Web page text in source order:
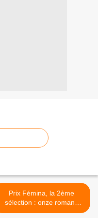
Prix Fémina, la 2ème
sélection : onze romans
français et dix romans